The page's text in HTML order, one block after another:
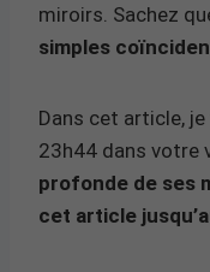
miroirs. Sachez
simples
Dans cet article,
23h44 dans votre
profonde de ses
cet article